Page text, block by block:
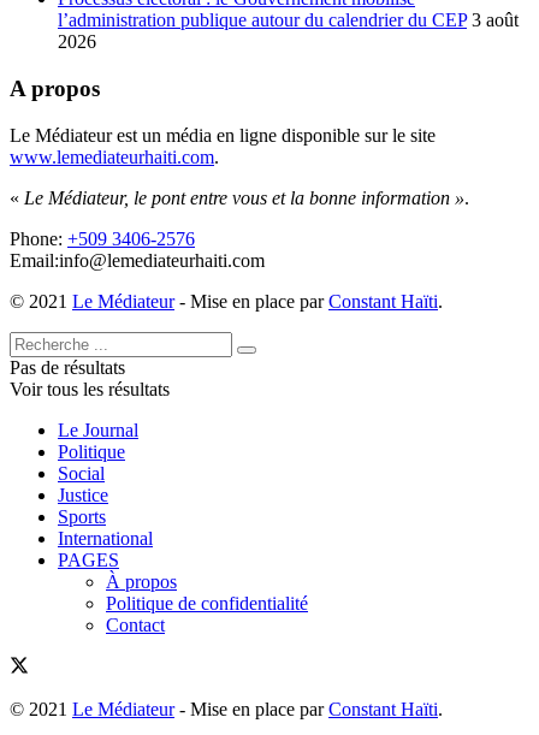
l’administration publique autour du calendrier du CEP 3 août
2026
A propos
Le Médiateur est un média en ligne disponible sur le site
www.lemediateurhaiti.com.
« Le Médiateur, le pont entre vous et la bonne information ».
Phone: +509 3406-2576
Email:info@lemediateurhaiti.com
© 2021 Le Médiateur- Mise en place parConstant Haïti.
Pas de résultats
Voir tous les résultats
Le Journal
Politique
Social
Justice
Sports
International
PAGES
À propos
Politique de confidentialité
Contact
© 2021 Le Médiateur- Mise en place parConstant Haïti.